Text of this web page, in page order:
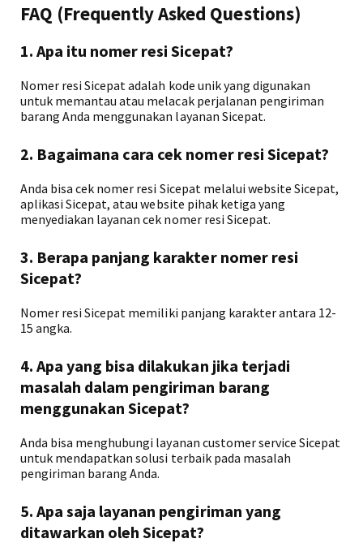
FAQ (Frequently Asked Questions)
1. Apa itu nomer resi Sicepat?
Nomer resi Sicepat adalah kode unik yang digunakan
untuk memantau atau melacak perjalanan pengiriman
barang Anda menggunakan layanan Sicepat.
2. Bagaimana cara cek nomer resi Sicepat?
Anda bisa cek nomer resi Sicepat melalui website Sicepat,
aplikasi Sicepat, atau website pihak ketiga yang
menyediakan layanan cek nomer resi Sicepat.
3. Berapa panjang karakter nomer resi
Sicepat?
Nomer resi Sicepat memiliki panjang karakter antara 12-
15 angka.
4. Apa yang bisa dilakukan jika terjadi
masalah dalam pengiriman barang
menggunakan Sicepat?
Anda bisa menghubungi layanan customer service Sicepat
untuk mendapatkan solusi terbaik pada masalah
pengiriman barang Anda.
5. Apa saja layanan pengiriman yang
ditawarkan oleh Sicepat?